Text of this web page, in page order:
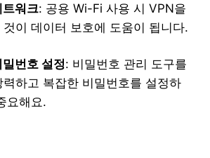
트워크: 공용 Wi-Fi 사용 시 VPN을
것이 데이터 보호에 도움이 됩니다.
번호 설정: 비밀번호 관리 도구를
력하고 복잡한 비밀번호를 설정하
요해요.